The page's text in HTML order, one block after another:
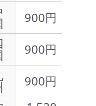
900円
900円
900円